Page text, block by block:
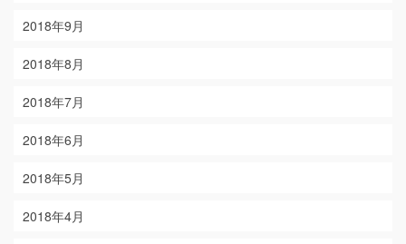
2018年9月
2018年8月
2018年7月
2018年6月
2018年5月
2018年4月